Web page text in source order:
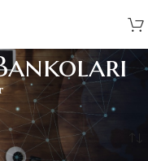
Tek bir sonuç gösteriliyor